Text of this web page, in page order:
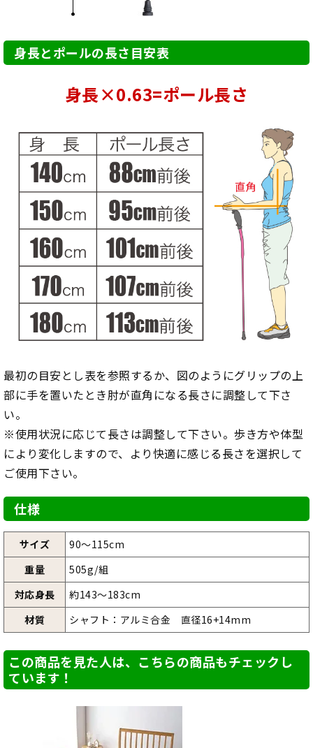
身長とポールの長さ目安表
身長×0.63=ポール長さ
最初の目安とし表を参照するか、図のようにグリップの上
部に手を置いたとき肘が直角になる長さに調整して下さ
い。
※使用状況に応じて長さは調整して下さい。歩き方や体型
により変化しますので、より快適に感じる長さを選択して
ご使用下さい。
仕様
サイズ
90～115cm
重量
505g/組
対応身長
約143～183cm
材質
シャフト：アルミ合金 直径16+14mm
この商品を見た人は、こちらの商品もチェックし
ています！